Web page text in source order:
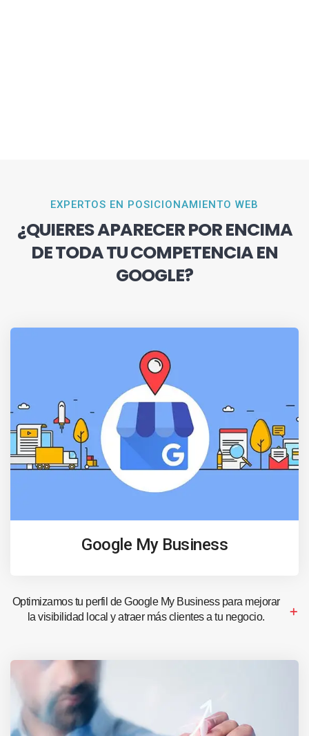
EXPERTOS EN POSICIONAMIENTO WEB
¿QUIERES APARECER POR ENCIMA
DE TODA TU COMPETENCIA EN
GOOGLE?
Google My Business
Optimizamos tu perfil de Google My Business para mejorar
la visibilidad local y atraer más clientes a tu negocio.